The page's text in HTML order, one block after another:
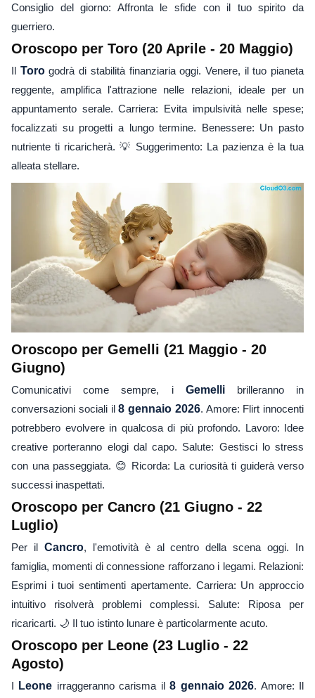
Consiglio del giorno: Affronta le sfide con il tuo spirito da
guerriero.
Oroscopo per Toro (20 Aprile - 20 Maggio)
Il Torogodrà di stabilità finanziaria oggi. Venere, il tuo pianeta
reggente, amplifica l'attrazione nelle relazioni, ideale per un
appuntamento serale. Carriera: Evita impulsività nelle spese;
focalizzati su progetti a lungo termine. Benessere: Un pasto
nutriente ti ricaricherà. 💡 Suggerimento: La pazienza è la tua
alleata stellare.
Oroscopo per Gemelli (21 Maggio - 20
Giugno)
Comunicativi come sempre, i Gemellibrilleranno in
conversazioni sociali il8 gennaio 2026. Amore: Flirt innocenti
potrebbero evolvere in qualcosa di più profondo. Lavoro: Idee
creative porteranno elogi dal capo. Salute: Gestisci lo stress
con una passeggiata. 😊 Ricorda: La curiosità ti guiderà verso
successi inaspettati.
Oroscopo per Cancro (21 Giugno - 22
Luglio)
Per il Cancro, l'emotività è al centro della scena oggi. In
famiglia, momenti di connessione rafforzano i legami. Relazioni:
Esprimi i tuoi sentimenti apertamente. Carriera: Un approccio
intuitivo risolverà problemi complessi. Salute: Riposa per
ricaricarti. 🌙 Il tuo istinto lunare è particolarmente acuto.
Oroscopo per Leone (23 Luglio - 22
Agosto)
I Leone irraggeranno carisma il8 gennaio 2026. Amore: Il